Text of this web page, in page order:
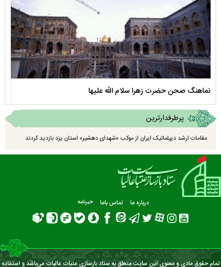
نماهنگ صحن حضرت زهرا سلام الله علیها
پرطرفدارترین
مقامات ارشد دیپلماتیک ایران از موکب «شهدای دهشیر» استان یزد بازدید کردند
درباره ما تماس باما خبرنامه
تمام حقوق مادی و معنوی این سایت متعلق به ستاد بازسازی عتبات عالیات می‌باشد و استفاده